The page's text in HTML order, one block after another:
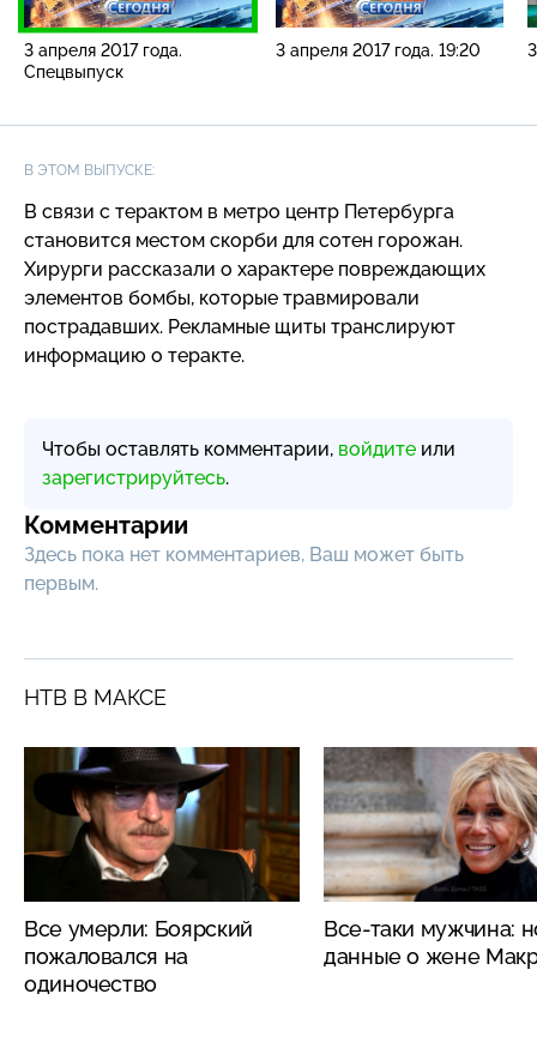
3 апреля 2017 года.
Спецвыпуск
3 апреля 2017 года. 19:20
В ЭТОМ ВЫПУСКЕ:
В связи с терактом в метро центр Петербурга
становится местом скорби для сотен горожан.
Хирурги рассказали о характере повреждающих
элементов бомбы, которые травмировали
пострадавших. Рекламные щиты транслируют
информацию о теракте.
Чтобы оставлять комментарии, войдите или
зарегистрируйтесь.
Комментарии
Здесь пока нет комментариев, Ваш может быть
первым.
НТВ В МАКСЕ
Все умерли: Боярский
пожаловался на
одиночество
Все-таки мужчина:
данные о жене